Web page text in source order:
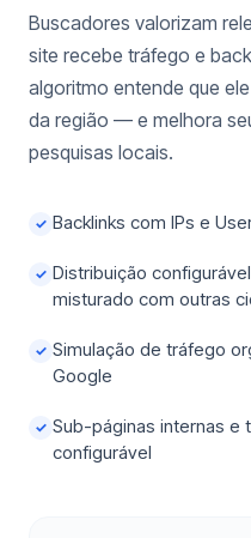
Buscadores valorizam
site recebe tráfego e
algoritmo entende que
da região — e melhora
pesquisas locais.
✓ Backlinks com IPs e
✓ Distribuição
misturado com outras
✓ Simulação de tráfego
Google
✓ Sub-páginas internas e
configurável